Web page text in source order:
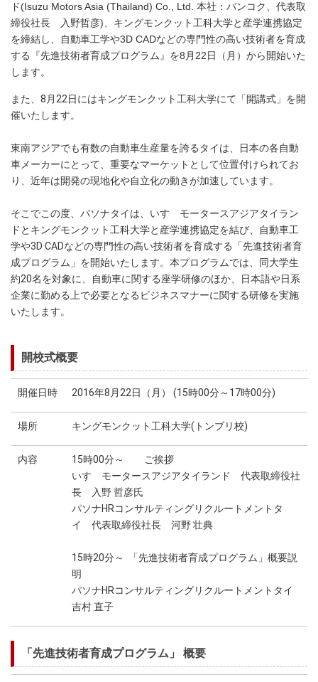
ド(Isuzu Motors Asia (Thailand) Co., Ltd. 本社：バンコク、代表取
締役社長 入野哲彦)、キングモンクット工科大学と産学連携協定
を締結し、自動車工学や3D CADなどの専門性の高い技術者を育成
する『先進技術者育成プログラム』を8月22日（月）から開始いた
します。
また、8月22日にはキングモンクット工科大学にて「開講式」を開
催いたします。
東南アジアでも有数の自動車生産量を誇るタイは、日本の各自動
車メーカーにとって、重要なマーケットとして位置付けられてお
り、近年は開発の現地化や自立化の動きが加速しています。
そこでこの度、パソナタイは、いすゞモータースアジアタイラン
ドとキングモンクット工科大学と産学連携協定を結び、自動車工
学や3D CADなどの専門性の高い技術者を育成する「先進技術者育
成プログラム」を開始いたします。本プログラムでは、同大学生
約20名を対象に、自動車に関する座学研修のほか、日本語や日系
企業に勤める上で必要となるビジネスマナーに関する研修を実施
いたします。
開校式概要
開催日時 2016年8月22日（月） (15時00分～17時00分)
場所 キングモンクット工科大学(トンブリ校)
内容
15時00分～ ご挨拶
いすゞモータースアジアタイランド 代表取締役社
長 入野 哲彦氏
パソナHRコンサルティングリクルートメントタ
イ 代表取締役社長 河野 壮典
15時20分～ 「先進技術者育成プログラム」概要説
明
パソナHRコンサルティングリクルートメントタイ
吉村 直子
「先進技術者育成プログラム」 概要